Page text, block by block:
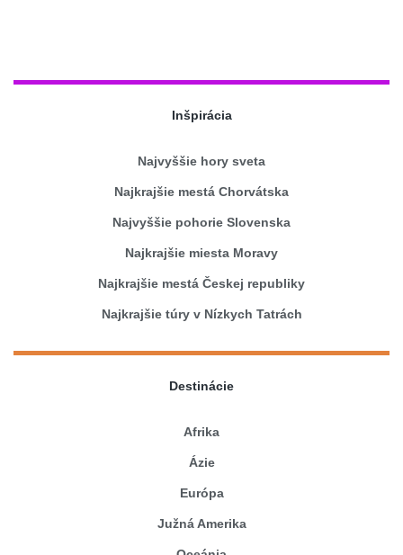
Inšpirácia
Najvyššie hory sveta
Najkrajšie mestá Chorvátska
Najvyššie pohorie Slovenska
Najkrajšie miesta Moravy
Najkrajšie mestá Českej republiky
Najkrajšie túry v Nízkych Tatrách
Destinácie
Afrika
Ázie
Európa
Južná Amerika